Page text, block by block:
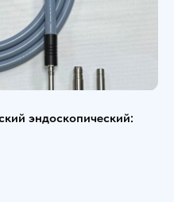
эндоскопический: